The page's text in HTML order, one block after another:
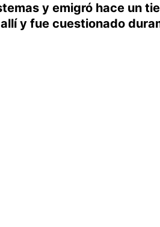
y emigró hace un
y fue cuestionado